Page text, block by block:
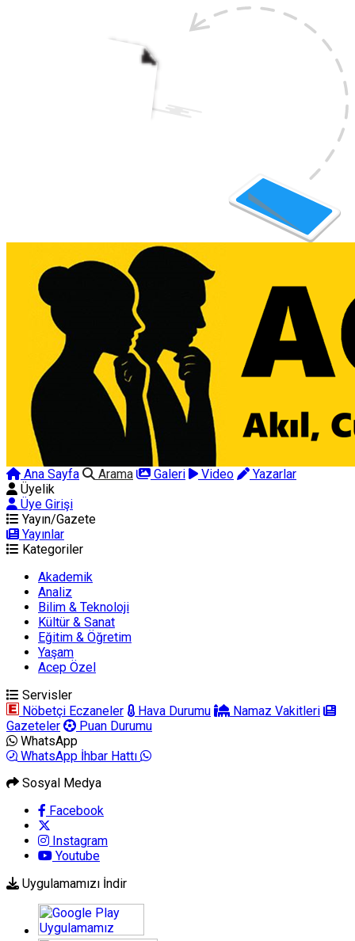
Ana Sayfa Arama Galeri Video
Yazarlar
Üyelik
Üye Girişi
Yayın/Gazete
Yayınlar
Kategoriler
Akademik
Analiz
Bilim & Teknoloji
Kültür & Sanat
Eğitim & Öğretim
Yaşam
Acep Özel
Servisler
Nöbetçi Eczaneler
Hava Durumu
Namaz Vakitleri
Gazeteler
Puan Durumu
WhatsApp
WhatsApp İhbar Hattı
Sosyal Medya
Facebook
Instagram
Youtube
Uygulamamızı İndir